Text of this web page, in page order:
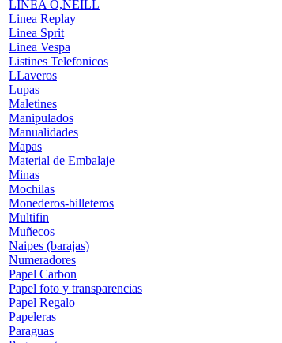
LINEA O,NEILL
Linea Replay
Linea Sprit
Linea Vespa
Listines Telefonicos
LLaveros
Lupas
Maletines
Manipulados
Manualidades
Mapas
Material de Embalaje
Minas
Mochilas
Monederos-billeteros
Multifin
Muñecos
Naipes (barajas)
Numeradores
Papel Carbon
Papel foto y transparencias
Papel Regalo
Papeleras
Paraguas